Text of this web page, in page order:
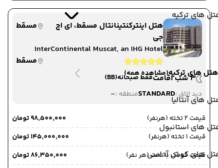
های ترکیه
هتل های ترکیه(مشاهده همه)
های آنتالیا
های استانبول
های کوش آداسی
هتل اینترکنتینانتال مسقط، ای اچ
جی
مسقط
InterContinental Muscat, an IHG Hotel
مسقط
3 شب اقامت
فقط صبحانه(BB)
دید اتاق :STANDARDمنطقه :-
قیمت 2 تخته (هرنفر)
۹۸٬۵۰۰٬۰۰۰ تومان
قیمت 1 تخته (هرنفر)
۱۴۵٬۰۰۰٬۰۰۰ تومان
قیمت کودک با تخت (هر نفر)
۸۶٬۳۵۰٬۰۰۰ تومان